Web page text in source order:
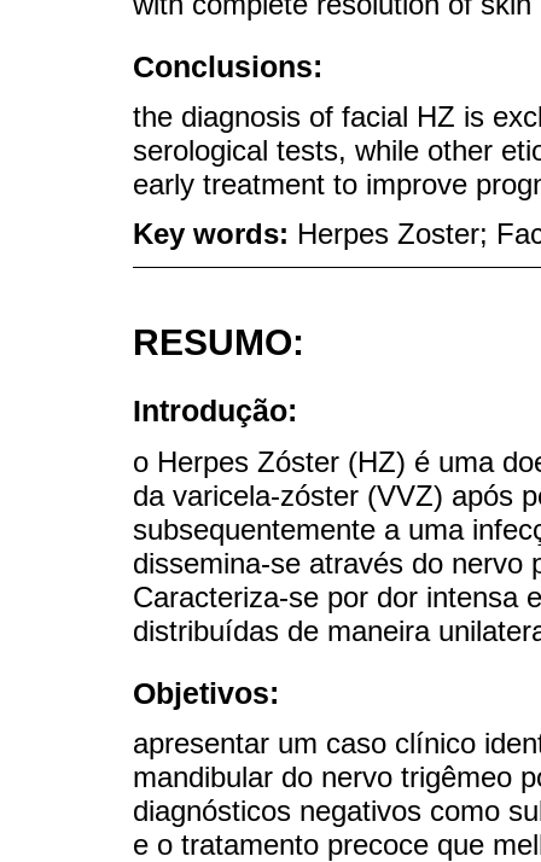
Conclusions:
the diagnosis of facial HZ is
serological tests, while other
early treatment to improve
Key words: Herpes Zoster;
RESUMO:
Introdução:
o Herpes Zóster (HZ) é uma
da varicela-zóster (VVZ) após
subsequentemente a uma
dissemina-se através do nervo
Caracteriza-se por dor intensa
distribuídas de maneira
Objetivos:
apresentar um caso clínico
mandibular do nervo trigêmeo
diagnósticos negativos como
e o tratamento precoce que